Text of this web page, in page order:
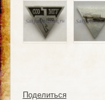
Поделиться